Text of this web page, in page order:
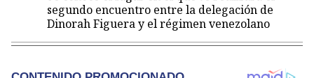
segundo encuentro entre la delegación de
Dinorah Figuera y el régimen venezolano